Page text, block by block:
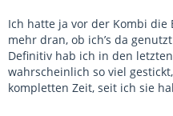
Ich hatte ja vor der Kombi
mehr dran, ob ich’s da
Definitiv hab ich in den
wahrscheinlich so viel
kompletten Zeit, seit ich sie